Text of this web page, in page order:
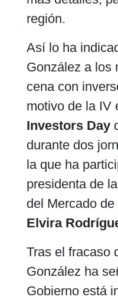
región.
Así lo ha
González a los
cena con
motivo de la IV
Investors Day
durante dos
la que ha
presidenta de
del Mercado
Elvira
Tras el fracaso
González ha
Gobierno está